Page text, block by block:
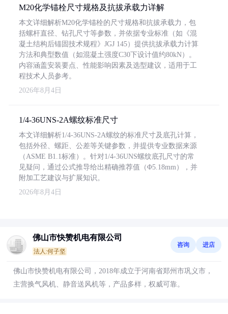
M20化学锚栓尺寸规格及抗拔承载力详解
本文详细解析M20化学锚栓的尺寸规格和抗拔承载力，包
括螺杆直径、钻孔尺寸等参数，并依据专业标准（如《混
凝土结构后锚固技术规程》JGJ 145）提供抗拔承载力计算
方法和典型数值（如混凝土强度C30下设计值约80kN）。
内容涵盖安装要点、性能影响因素及选型建议，适用于工
程技术人员参考。
2026年8月4日
1/4-36UNS-2A螺纹标准尺寸
本文详细解析1/4-36UNS-2A螺纹的标准尺寸及底孔计算，
包括外径、螺距、公差等关键参数，并提供专业数据来源
（ASME B1.1标准）。针对1/4-36UNS螺纹底孔尺寸的常
见疑问，通过公式推导给出精确推荐值（Φ5.18mm），并
附加工艺建议与扩展知识。
2026年8月4日
佛山市快赞机电有限公司
法人:何子坚
咨询 进店
佛山市快赞机电有限公司，2018年成立于河南省郑州市巩义市，
主营换气风机、静音送风机等，产品多样，权威可靠。